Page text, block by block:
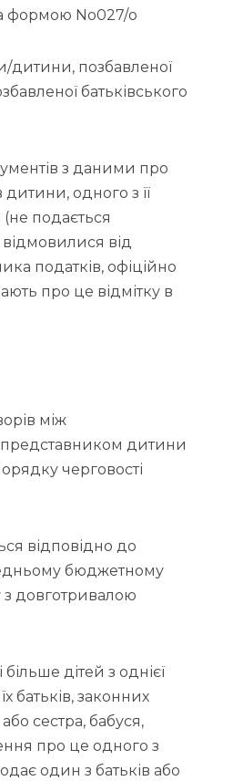
формою No027/о
дитини, позбавленої
батьківського
з даними про
одного з її
подається
від
податків, офіційно
про це відмітку в
між
дитини
черговості
відповідно до
бюджетному
з довготривалою
дітей з однієї
батьків, законних
сестра, бабуся,
про це одного з
один з батьків або